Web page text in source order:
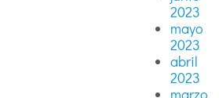
2023
mayo
2023
abril
2023